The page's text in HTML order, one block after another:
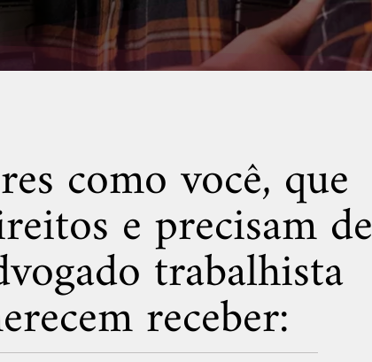
como você, que
e precisam de
trabalhista
receber: